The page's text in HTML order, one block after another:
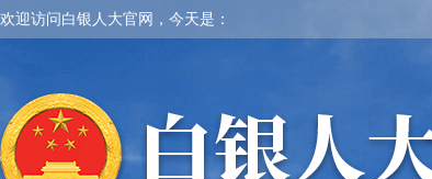
欢迎访问白银人大官网，今天是：